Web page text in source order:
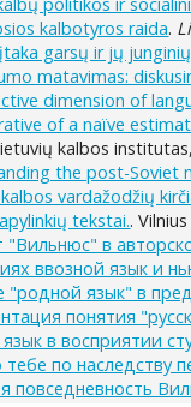
kalbotyros raida.
garsų ir jų
matavimas:
dimension of
of a naïve
kalbos
the post-Soviet
vardažodžių
tekstai..
"Вильнюс" в
ввозной язык и
"родной язык" в
понятия
язык в восприятии
по наследству
повседневность